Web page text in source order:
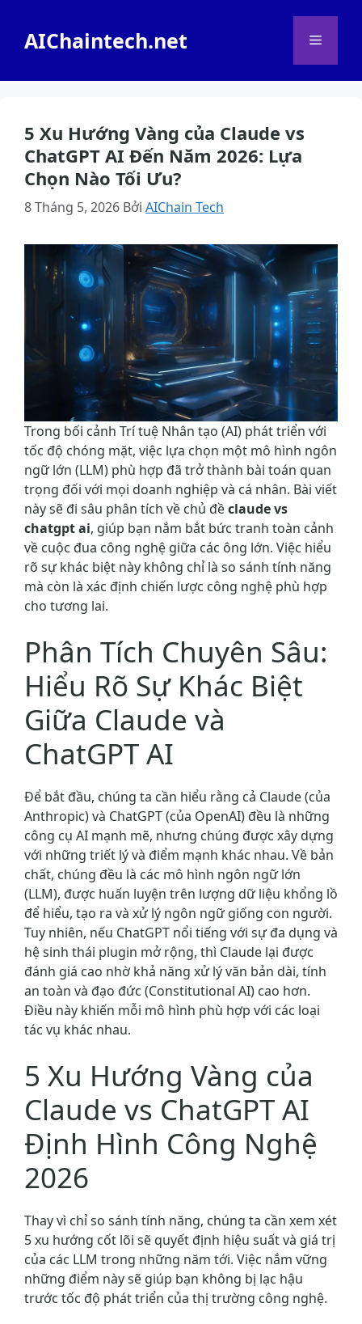
AIChaintech.net Menu
5 Xu Hướng Vàng của Claude vs
ChatGPT AI Đến Năm 2026: Lựa
Chọn Nào Tối Ưu?
8 Tháng 5, 2026 Bởi AIChain Tech
Trong bối cảnh Trí tuệ Nhân tạo (AI) phát triển với
tốc độ chóng mặt, việc lựa chọn một mô hình ngôn
ngữ lớn (LLM) phù hợp đã trở thành bài toán quan
trọng đối với mọi doanh nghiệp và cá nhân. Bài viết
này sẽ đi sâu phân tích về chủ đềclaude vs
chatgpt ai, giúp bạn nắm bắt bức tranh toàn cảnh
về cuộc đua công nghệ giữa các ông lớn. Việc hiểu
rõ sự khác biệt này không chỉ là so sánh tính năng
mà còn là xác định chiến lược công nghệ phù hợp
cho tương lai.
Phân Tích Chuyên Sâu:
Hiểu Rõ Sự Khác Biệt
Giữa Claude và
ChatGPT AI
Để bắt đầu, chúng ta cần hiểu rằng cả Claude (của
Anthropic) và ChatGPT (của OpenAI) đều là những
công cụ AI mạnh mẽ, nhưng chúng được xây dựng
với những triết lý và điểm mạnh khác nhau. Về bản
chất, chúng đều là các mô hình ngôn ngữ lớn
(LLM), được huấn luyện trên lượng dữ liệu khổng lồ
để hiểu, tạo ra và xử lý ngôn ngữ giống con người.
Tuy nhiên, nếu ChatGPT nổi tiếng với sự đa dụng và
hệ sinh thái plugin mở rộng, thì Claude lại được
đánh giá cao nhờ khả năng xử lý văn bản dài, tính
an toàn và đạo đức (Constitutional AI) cao hơn.
Điều này khiến mỗi mô hình phù hợp với các loại
tác vụ khác nhau.
5 Xu Hướng Vàng của
Claude vs ChatGPT AI
Định Hình Công Nghệ
2026
Thay vì chỉ so sánh tính năng, chúng ta cần xem xét
5 xu hướng cốt lõi sẽ quyết định hiệu suất và giá trị
của các LLM trong những năm tới. Việc nắm vững
những điểm này sẽ giúp bạn không bị lạc hậu
trước tốc độ phát triển của thị trường công nghệ.